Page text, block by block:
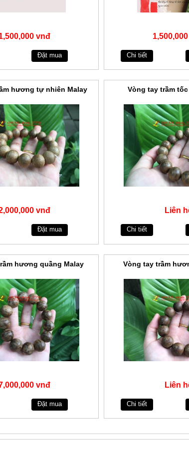
vnđ
Đặt mua Chi tiết
hương tự nhiên Malay
vnđ
Đặt mua
Vòng tay trầm
Liên
Chi tiết
hương quầng Malay
vnđ
Đặt mua
Vòng tay trầm
Liên
Chi tiết